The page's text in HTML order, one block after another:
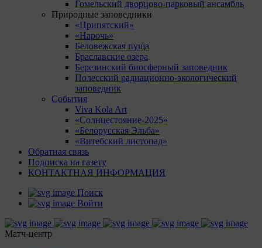
Гомельский дворцово-парковый ансамбль
Природные заповедники
«Припятский»
«Нарочь»
Беловежская пуща
Браславские озера
Березинский биосферный заповедник
Полесский радиационно-экологический
заповедник
События
Viva Kola Art
«Солнцестояние-2025»
«Белорусская Эльба»
«Витебский листопад»
Обратная связь
Подписка на газету
КОНТАКТНАЯ ИНФОРМАЦИЯ
Поиск
Войти
Матч-центр